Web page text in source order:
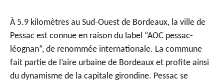
À 5.9 kilomètres au Sud-Ouest de Bordeaux, la ville de
Pessac est connue en raison du label “AOC pessac-
léognan”, de renommée internationale. La commune
fait partie de l’aire urbaine de Bordeaux et profite ainsi
du dynamisme de la capitale girondine. Pessac se